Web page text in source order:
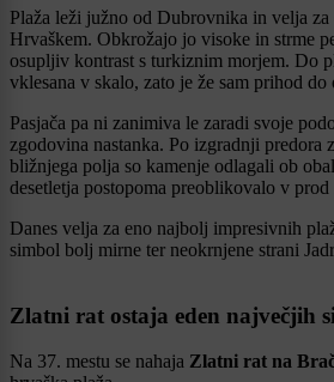
Plaža leži južno od Dubrovnika in velja za
Hrvaškem. Obkrožajo jo visoke in strme
osupljiv kontrast s turkiznim morjem. Do
vklesana v skalo, zato je že sam prihod do
Pasjača pa ni zanimiva le zaradi svoje
zgodovina nastanka. Po izgradnji predora
bližnjega polja so kamenje odlagali ob
desetletja postopoma preoblikovalo v prod
Danes velja za eno najbolj impresivnih
simbol bolj mirne ter neokrnjene strani
Zlatni rat ostaja eden največjih
Na 37. mestu se nahaja Zlatni rat na